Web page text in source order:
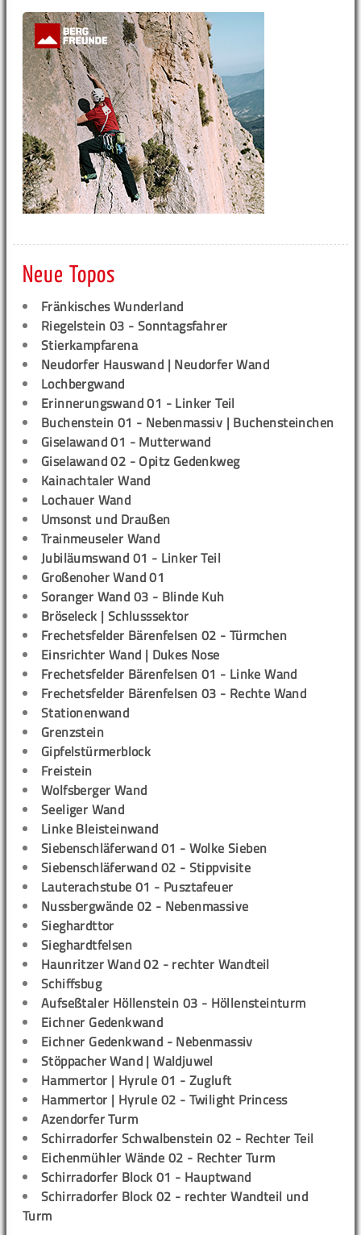
Neue Topos
Fränkisches Wunderland
Riegelstein 03 - Sonntagsfahrer
Stierkampfarena
Neudorfer Hauswand | Neudorfer Wand
Lochbergwand
Erinnerungswand 01 - Linker Teil
Buchenstein 01 - Nebenmassiv | Buchensteinchen
Giselawand 01 - Mutterwand
Giselawand 02 - Opitz Gedenkweg
Kainachtaler Wand
Lochauer Wand
Umsonst und Draußen
Trainmeuseler Wand
Jubiläumswand 01 - Linker Teil
Großenoher Wand 01
Soranger Wand 03 - Blinde Kuh
Bröseleck | Schlusssektor
Frechetsfelder Bärenfelsen 02 - Türmchen
Einsrichter Wand | Dukes Nose
Frechetsfelder Bärenfelsen 01 - Linke Wand
Frechetsfelder Bärenfelsen 03 - Rechte Wand
Stationenwand
Grenzstein
Gipfelstürmerblock
Freistein
Wolfsberger Wand
Seeliger Wand
Linke Bleisteinwand
Siebenschläferwand 01 - Wolke Sieben
Siebenschläferwand 02 - Stippvisite
Lauterachstube 01 - Pusztafeuer
Nussbergwände 02 - Nebenmassive
Sieghardttor
Sieghardtfelsen
Haunritzer Wand 02 - rechter Wandteil
Schiffsbug
Aufseßtaler Höllenstein 03 - Höllensteinturm
Eichner Gedenkwand
Eichner Gedenkwand - Nebenmassiv
Stöppacher Wand | Waldjuwel
Hammertor | Hyrule 01 - Zugluft
Hammertor | Hyrule 02 - Twilight Princess
Azendorfer Turm
Schirradorfer Schwalbenstein 02 - Rechter Teil
Eichenmühler Wände 02 - Rechter Turm
Schirradorfer Block 01 - Hauptwand
Schirradorfer Block 02 - rechter Wandteil und
Turm